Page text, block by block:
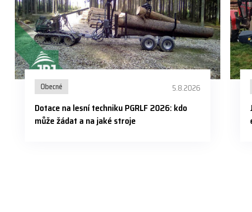
Obecné 5.8.2026
Dotace na lesní techniku PGRLF 2026: kdo
může žádat a na jaké stroje